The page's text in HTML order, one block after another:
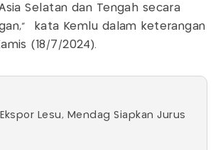
Selatan dan Tengah secara
kata Kemlu dalam keterangan
(18/7/2024).
Lesu, Mendag Siapkan Jurus